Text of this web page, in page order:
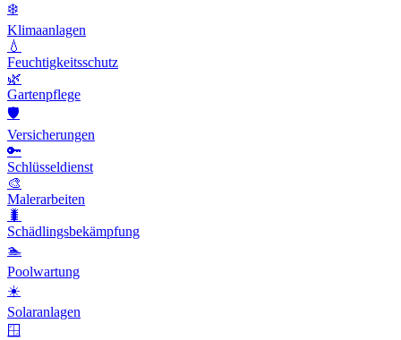
❄️
Klimaanlagen
💧
Feuchtigkeitsschutz
🌿
Gartenpflege
🛡️
Versicherungen
🔑
Schlüsseldienst
🎨
Malerarbeiten
🐛
Schädlingsbekämpfung
🏊
Poolwartung
☀️
Solaranlagen
🪟